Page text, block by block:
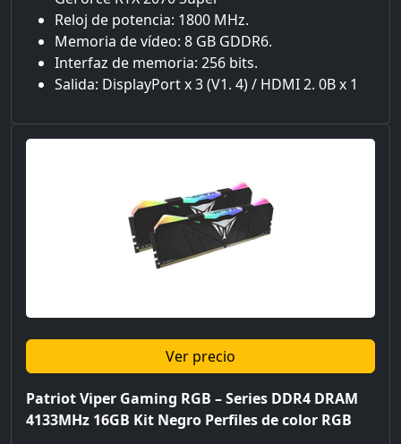
Reloj de potencia: 1800 MHz.
Memoria de vídeo: 8 GB GDDR6.
Interfaz de memoria: 256 bits.
Salida: DisplayPort x 3 (V1. 4) / HDMI 2. 0B x 1
Ver precio
Patriot Viper Gaming RGB – Series DDR4 DRAM
4133MHz 16GB Kit Negro Perfiles de color RGB